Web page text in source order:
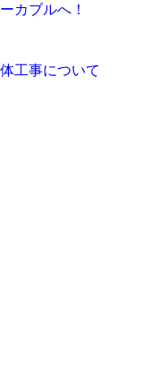
カブルへ！
工事について